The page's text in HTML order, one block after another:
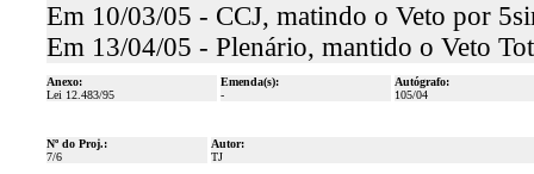
Em 10/03/05 - CCJ, matindo o Veto por
Em 13/04/05 - Plenário, mantido o Veto
Anexo:
Lei 12.483/95
Emenda(s):
-
Autógrafo:
105/04
Nº do Proj.:
7/6
Autor:
TJ